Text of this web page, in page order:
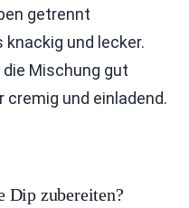
getrennt
und lecker.
Mischung gut
cremig und einladend.
Dip zubereiten?